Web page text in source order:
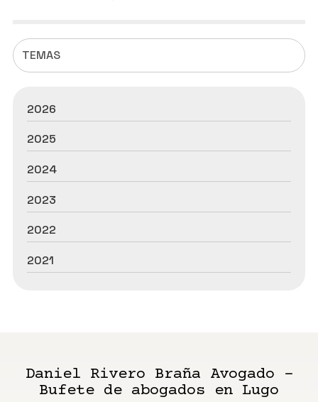
TEMAS
2026
2025
2024
2023
2022
2021
Daniel Rivero Braña Avogado -
Bufete de abogados en Lugo